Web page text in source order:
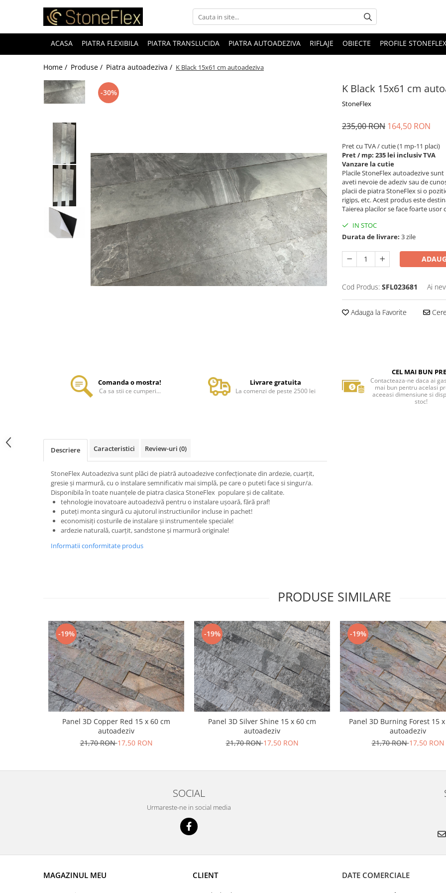
ACASA PIATRA FLEXIBILA PIATRA TRANSLUCIDA PIATRA AUTOADEZIVA RIFLAJE OBIECTE PROFILE STONEFLEX
Home / Produse / Piatra autoadeziva / K Black 15x61 cm autoadeziva
K Black 15x61 cm
StoneFlex
-30%
235,00 RON 164,50 RON
Pret cu TVA / cutie (1 mp-11 placi)
Pret / mp: 235 lei inclusiv TVA
Vanzare la cutie
Placile StoneFlex autoadezive
aveti nevoie de adeziv sau de
placii de piatra StoneFlex si o
rigips, etc. Acest produs este
Taierea placilor se face foarte
IN STOC
Durata de livrare: 3 zile
Cod Produs: SFL023681 Ai
Adauga la Favorite
Comanda o mostra!
Ca sa stii ce cumperi...
Livrare gratuita
La comenzi de peste 2500 lei
CEL MAI BUN
Contacteaza-ne daca ai
mai bun pentru acelasi
aceeasi dimensiune si
stoc!
Descriere Caracteristici Review-uri (0)
StoneFlex Autoadeziva sunt plăci de piatră autoadezive confecționate din ardezie, cuarțit,
gresie și marmură, cu o instalare semnificativ mai simplă, pe care o puteti face si singur/a.
Disponibila în toate nuanțele de piatra clasica StoneFlex populare și de calitate.
tehnologie inovatoare autoadezivă pentru o instalare ușoară, fără praf!
puteți monta singură cu ajutorul instructiunilor incluse in pachet!
economisiți costurile de instalare și instrumentele speciale!
ardezie naturală, cuarțit, sandstone și marmură originale!
Informatii conformitate produs
PRODUSE SIMILARE
-19%
Panel 3D Copper Red 15 x 60 cm
autoadeziv
21,70 RON17,50 RON
-19%
Panel 3D Silver Shine 15 x 60 cm
autoadeziv
21,70 RON17,50 RON
-19%
Panel 3D Burning Forest 15
autoadeziv
21,70 RON17,50 RON
SOCIAL
Urmareste-ne in social media
MAGAZINUL MEU CLIENT DATE COMERCIALE